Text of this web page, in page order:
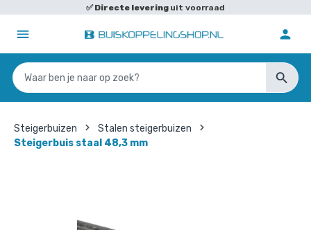
✅Directe levering uit voorraad
Steigerbuizen
Stalen steigerbuizen
Steigerbuis staal 48,3 mm